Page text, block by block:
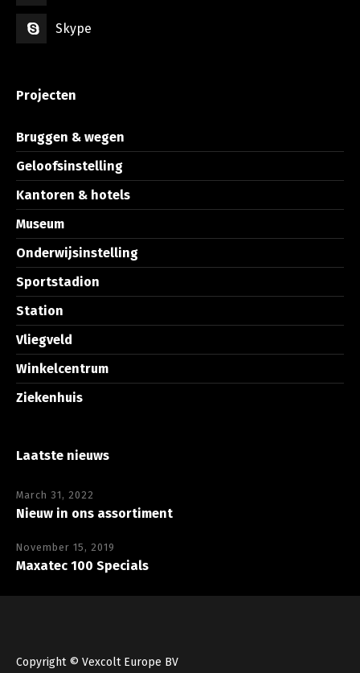
Skype
Projecten
Bruggen & wegen
Geloofsinstelling
Kantoren & hotels
Museum
Onderwijsinstelling
Sportstadion
Station
Vliegveld
Winkelcentrum
Ziekenhuis
Laatste nieuws
March 31, 2022
Nieuw in ons assortiment
November 15, 2019
Maxatec 100 Specials
Copyright © Vexcolt Europe BV